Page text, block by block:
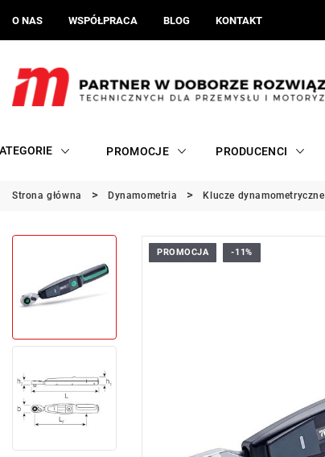
O NAS WSPÓŁPRACA BLOG KONTAKT
PROMOCJE PRODUCENCI
Strona główna Dynamometria Klucze dynamometryczne
PROMOCJA -11%